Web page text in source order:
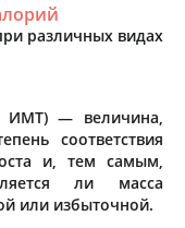
различных видах
ИМТ) — величина,
соответствия
и, тем самым,
ли масса
или избыточной.